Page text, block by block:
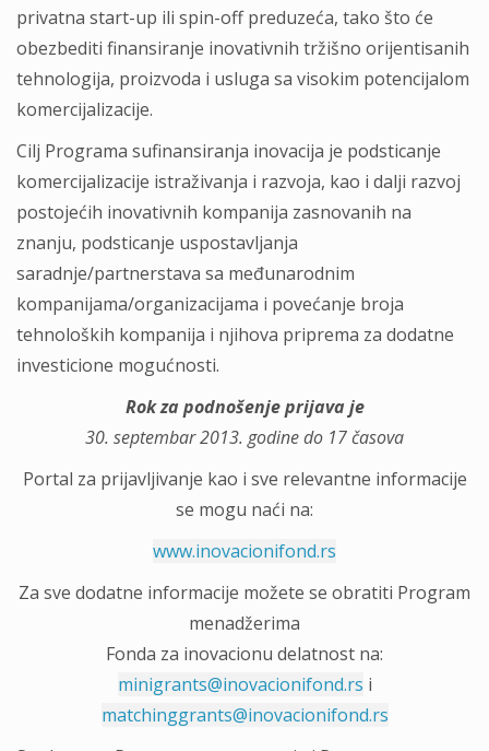
privatna start-up ili spin-off preduzeća, tako što će
obezbediti finansiranje inovativnih tržišno orijentisanih
tehnologija, proizvoda i usluga sa visokim potencijalom
komercijalizacije.
Cilj Programa sufinansiranja inovacija je podsticanje
komercijalizacije istraživanja i razvoja, kao i dalji razvoj
postojećih inovativnih kompanija zasnovanih na
znanju, podsticanje uspostavljanja
saradnje/partnerstava sa međunarodnim
kompanijama/organizacijama i povećanje broja
tehnoloških kompanija i njihova priprema za dodatne
investicione mogućnosti.
Rok za podnošenje prijava je
30. septembar 2013. godine do 17 časova
Portal za prijavljivanje kao i sve relevantne informacije
se mogu naći na:
www.inovacionifond.rs
Za sve dodatne informacije možete se obratiti Program
menadžerima
Fonda za inovacionu delatnost na:
minigrants@inovacionifond.rs i
matchinggrants@inovacionifond.rs